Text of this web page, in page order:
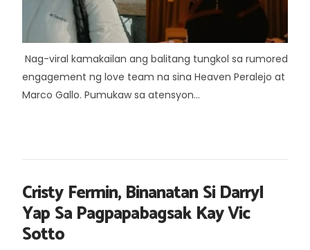
Nag-viral kamakailan ang balitang tungkol sa rumored
engagement ng love team na sina Heaven Peralejo at
Marco Gallo. Pumukaw sa atensyon...
Cristy Fermin, Binanatan Si Darryl
Yap Sa Pagpapabagsak Kay Vic
Sotto